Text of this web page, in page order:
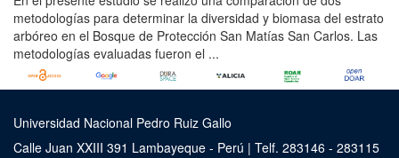
metodologías para determinar la diversidad y biomasa del estrato
arbóreo en el Bosque de Protección San Matías San Carlos. Las
metodologías evaluadas fueron el ...
Universidad Nacional Pedro Ruiz Gallo
Calle Juan XXIII 391 Lambayeque - Perú | Telf. 283146 - 283115